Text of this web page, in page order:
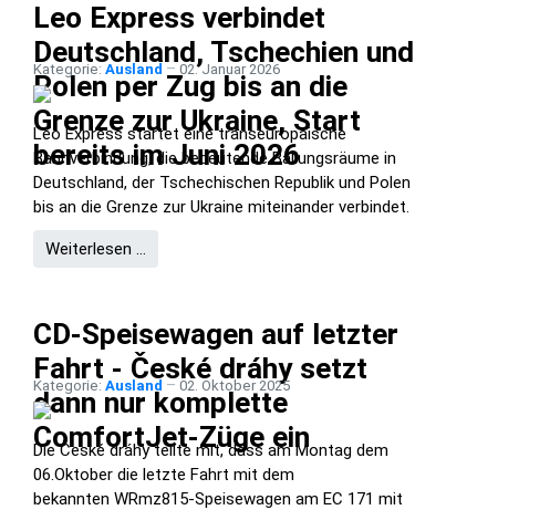
Leo Express verbindet
Deutschland, Tschechien und
Polen per Zug bis an die
Grenze zur Ukraine, Start
bereits im Juni 2026
Kategorie: Ausland 02. Januar 2026
Leo Express startet eine transeuropäische
Bahnverbindung, die bedeutende Ballungsräume in
Deutschland, der Tschechischen Republik und Polen
bis an die Grenze zur Ukraine miteinander verbindet.
Weiterlesen …
CD-Speisewagen auf letzter
Fahrt - České dráhy setzt
dann nur komplette
ComfortJet-Züge ein
Kategorie: Ausland 02. Oktober 2025
Die České dráhy teilte mit, dass am Montag dem
06.Oktober die letzte Fahrt mit dem
bekannten WRmz815-Speisewagen am EC 171 mit